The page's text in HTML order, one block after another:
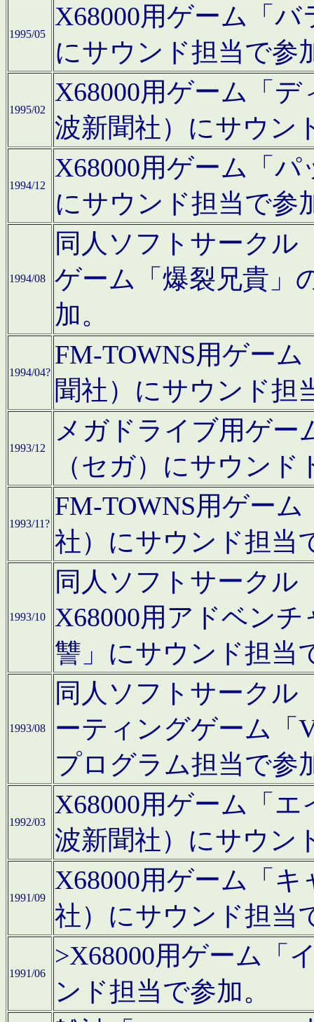
1995/05
X68000用ゲーム「
にサウンド担当で参
1995/02
X68000用ゲーム「
波新聞社）にサウン
1994/12
X68000用ゲーム「
にサウンド担当で参
1994/08
同人ソフトサークル
ゲーム「爆裂兄貴」
加。
1994/04?
FM-TOWNS用ゲー
聞社）にサウンド担
1993/12
メガドライブ用ゲー
（セガ）にサウン
1993/11?
FM-TOWNS用ゲー
社）にサウンド担当
1993/10
同人ソフトサークル
X68000用アドベン
讐」にサウンド担当
1993/08
同人ソフトサークル
ーティングゲーム「
プログラム担当で参
1992/03
X68000用ゲーム「
波新聞社）にサウン
1991/09
X68000用ゲーム「
社）にサウンド担当
1991/06
>X68000用ゲーム「
ンド担当で参加。